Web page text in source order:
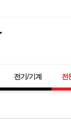
전기/기계 전